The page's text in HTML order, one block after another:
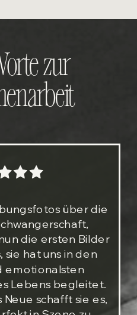
über die
die ersten Bilder
sie hat uns in den
emotionalsten
Lebens begleitet.
Neue schafft sie es,
zur